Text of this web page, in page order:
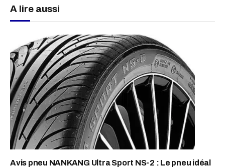
A lire aussi
Avis pneu NANKANG Ultra Sport NS-2 : Le pneu idéal